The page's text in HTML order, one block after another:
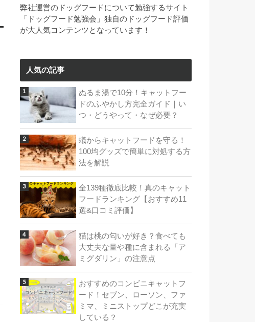
弊社運営のドッグフードについて勉強するサイト
「ドッグフード勉強会」独自のドッグフード評価
が大人気コンテンツとなっています！
人気の記事
ぬるま湯で10分！キャットフー
ドのふやかし方完全ガイド｜い
つ・どうやって・なぜ必要？
蟻からキャットフードを守る！
100均グッズで簡単に対処する方
法を解説
全139種徹底比較！真のキャット
フードランキング【おすすめ11
選&口コミ評価】
猫は桃の匂いが好き？食べても
大丈夫な量や種に含まれる「ア
ミグダリン」の注意点
おすすめのコンビニキャットフ
ード！セブン、ローソン、ファ
ミマ、ミニストップどこが充実
している？